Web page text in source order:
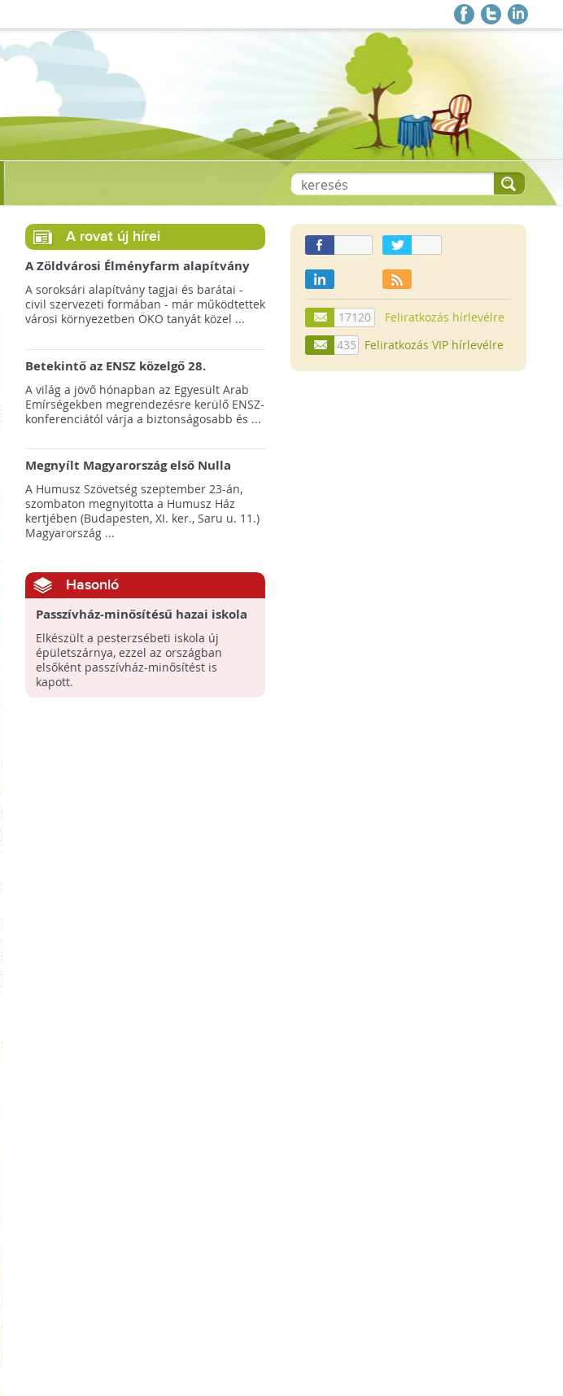
A rovat új hírei
A Zöldvárosi Élményfarm alapítvány
végre megkezdte gyakorlati
működését!
A soroksári alapítvány tagjai és barátai -
civil szervezeti formában - már működtettek
városi környezetben ÖKO tanyát közel ...
Betekintő az ENSZ közelgő 28.
klímacsúcsába
A világ a jövő hónapban az Egyesült Arab
Emírségekben megrendezésre kerülő ENSZ-
konferenciától várja a biztonságosabb és ...
Megnyílt Magyarország első Nulla
Hulladék Tanösvénye Budapesten
A Humusz Szövetség szeptember 23-án,
szombaton megnyitotta a Humusz Ház
kertjében (Budapesten, XI. ker., Saru u. 11.)
Magyarország ...
Hasonló
Passzívház-minősítésű hazai iskola
Elkészült a pesterzsébeti iskola új
épületszárnya, ezzel az országban
elsőként passzívház-minősítést is
kapott.
17120
Feliratkozás hírlevélre
435
Feliratkozás VIP hírlevélre